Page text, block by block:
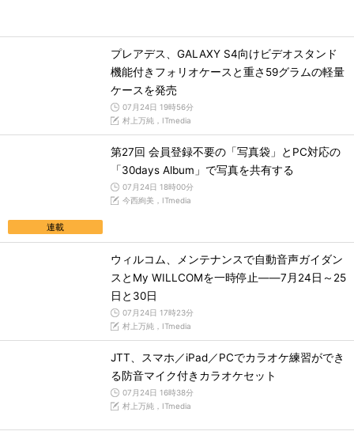
プレアデス、GALAXY S4向けビデオスタンド
機能付きフォリオケースと重さ59グラムの軽量
ケースを発売
07月24日 19時56分
村上万純，ITmedia
連載
第27回 会員登録不要の「写真袋」とPC対応の
「30days Album」で写真を共有する
07月24日 18時00分
今西絢美，ITmedia
ウィルコム、メンテナンスで自動音声ガイダン
スとMy WILLCOMを一時停止――7月24日～25
日と30日
07月24日 17時23分
村上万純，ITmedia
JTT、スマホ／iPad／PCでカラオケ練習ができ
る防音マイク付きカラオケセット
07月24日 16時38分
村上万純，ITmedia